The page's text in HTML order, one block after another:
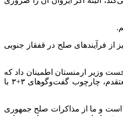
از فرآیندهای صلح در قفقاز جنوبی
وزیر ارمنستان اطمینان داد که
در گفت‌وگوها و توافقات اخیر این کشور با جمهوری آذربایجان و آمریکا، ملاحظات جمهوری اسلامی ایران و نیز روسیه، به طور کامل لحاظ شده است، با این وصف معتقدم، چارچوب گفت‌وگوهای ۳+۳ با
است و ما از مذاکرات صلح جمهوری